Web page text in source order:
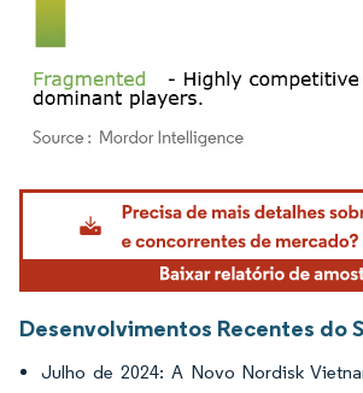
Imagem © Mordor Intelligence. O reuso requer
Desenvolvimentos Recentes do
Julho de 2024: A Novo Nordisk